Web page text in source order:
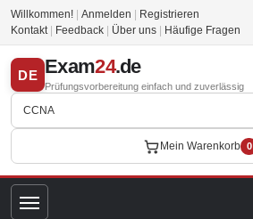
Willkommen! Anmelden
Registrieren
Kontakt
Feedback Über uns Häufige Fragen
DE Exam24.de
Prüfungsvorbereitung einfach und zuverlässig
Mein Warenkorb 0